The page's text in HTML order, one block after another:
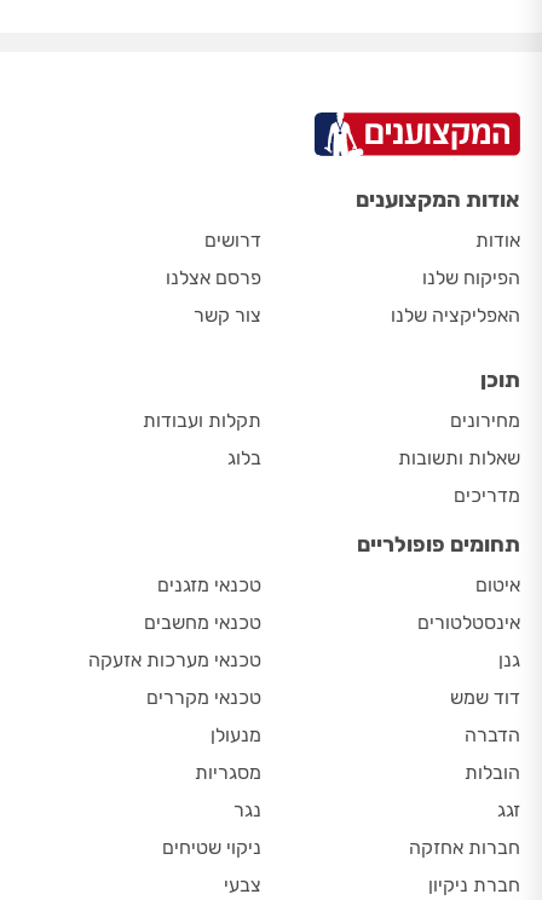
אודות המקצוענים
אודות
הפיקוח שלנו
האפליקציה שלנו
דרושים
פרסם אצלנו
צור קשר
תוכן
מחירונים
שאלות ותשובות
מדריכים
תקלות ועבודות
בלוג
תחומים פופולריים
איטום
אינסטלטורים
גנן
דוד שמש
הדברה
הובלות
זגג
חברות אחזקה
חברת ניקיון
טכנאי מזגנים
טכנאי מחשבים
טכנאי מערכות אזעקה
טכנאי מקררים
מנעולן
מסגריות
נגר
ניקוי שטיחים
צבעי